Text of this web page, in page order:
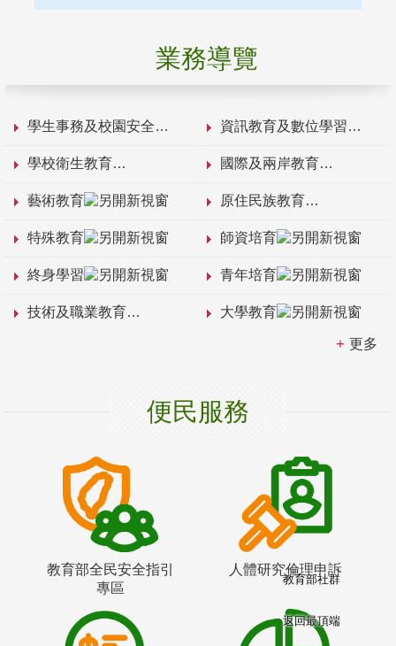
業務導覽
學生事務及校園安全 資訊教育及數位學習
學校衛生教育 國際及兩岸教育
藝術教育 原住民族教育
特殊教育 師資培育
終身學習 青年培育
技術及職業教育 大學教育
更多
便民服務
教育部全民安全指引
專區
人體研究倫理申訴
教育部社群
返回最頂端